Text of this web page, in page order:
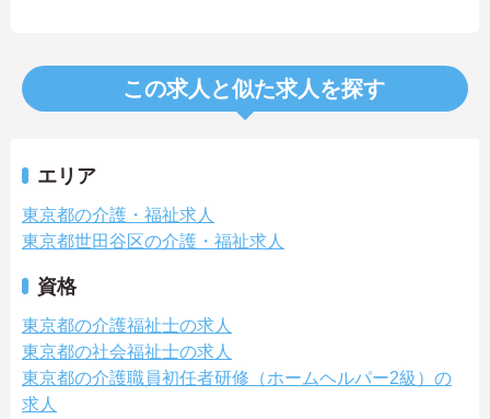
この求人と似た求人を探す
エリア
東京都の介護・福祉求人
東京都世田谷区の介護・福祉求人
資格
東京都の介護福祉士の求人
東京都の社会福祉士の求人
東京都の介護職員初任者研修（ホームヘルパー2級）の
求人